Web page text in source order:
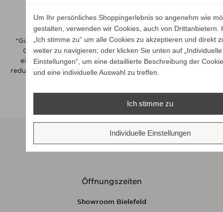
Wie melde ich mich ab?
*Gutscheine sind nur einmalig einlösbar. Der Newsletter-
Gutschein ist ab einem Mindestbestellwert von 50 €
einlösbar. Vom Gutschein ausgeschlossen sind bereits
reduzierte Artikel ab 15 % Rabatt. Gutscheine sind nicht mit
Zahlarten
Öffnungszeiten
Showroom Bielefeld
Um Ihr persönliches Shoppingerlebnis so angenehm wie
gestalten, verwenden wir Cookies, auch von Drittanbietern.
„Ich stimme zu“ um alle Cookies zu akzeptieren und direkt
weiter zu navigieren; oder klicken Sie unten auf „Individuelle
Einstellungen“, um eine detaillierte Beschreibung der
und eine individuelle Auswahl zu treffen.
Ich stimme zu
Individuelle Einstellungen